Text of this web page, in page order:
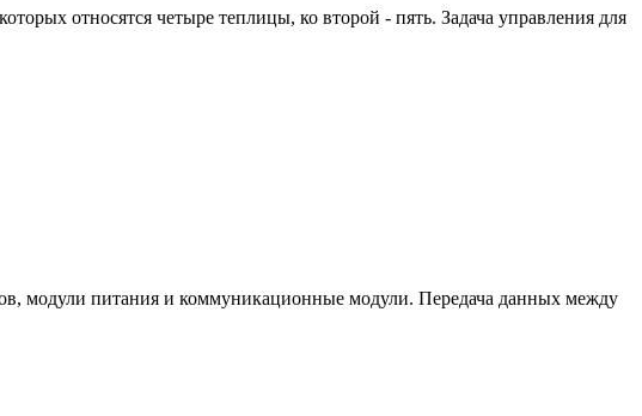
относятся четыре теплицы, ко второй - пять. Задача управления для
модули питания и коммуникационные модули. Передача данных между